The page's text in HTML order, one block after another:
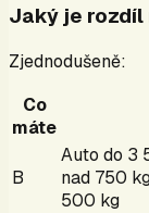
Jaký je rozdíl
Zjednodušeně:
Co
máte
B
Auto do 3
nad 750
500 kg